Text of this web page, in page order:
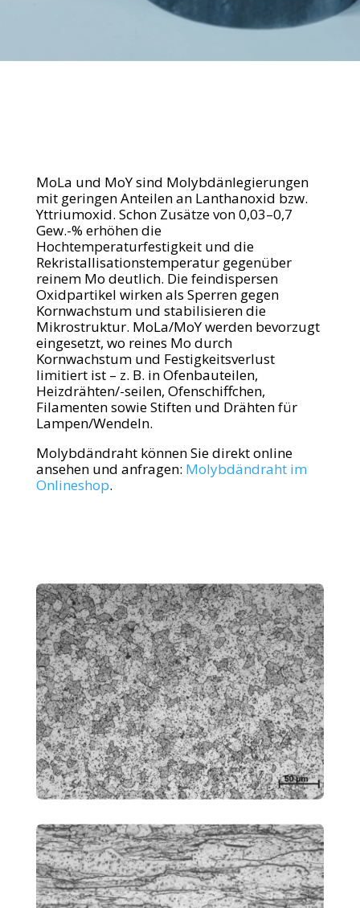
MoLa und MoY sind Molybdänlegierungen
mit geringen Anteilen an Lanthanoxid bzw.
Yttriumoxid. Schon Zusätze von 0,03–0,7
Gew.-% erhöhen die
Hochtemperaturfestigkeit und die
Rekristallisationstemperatur gegenüber
reinem Mo deutlich. Die feindispersen
Oxidpartikel wirken als Sperren gegen
Kornwachstum und stabilisieren die
Mikrostruktur. MoLa/MoY werden bevorzugt
eingesetzt, wo reines Mo durch
Kornwachstum und Festigkeitsverlust
limitiert ist – z. B. in Ofenbauteilen,
Heizdrähten/-seilen, Ofenschiffchen,
Filamenten sowie Stiften und Drähten für
Lampen/Wendeln.
Molybdändraht können Sie direkt online
ansehen und anfragen: Molybdändraht im
Onlineshop.